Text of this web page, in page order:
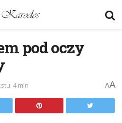
pod oczy
4 min AA